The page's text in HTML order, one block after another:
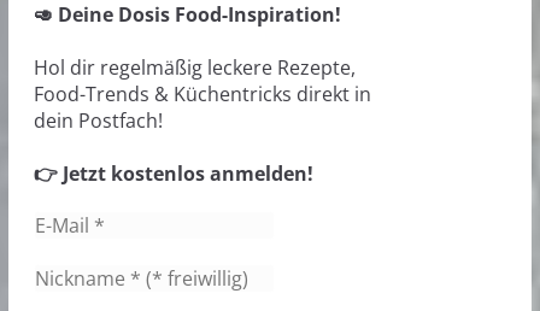
🥑 Deine Dosis Food-Inspiration!
Hol dir regelmäßig leckere Rezepte,
Food-Trends & Küchentricks direkt in
dein Postfach!
👉 Jetzt kostenlos anmelden!